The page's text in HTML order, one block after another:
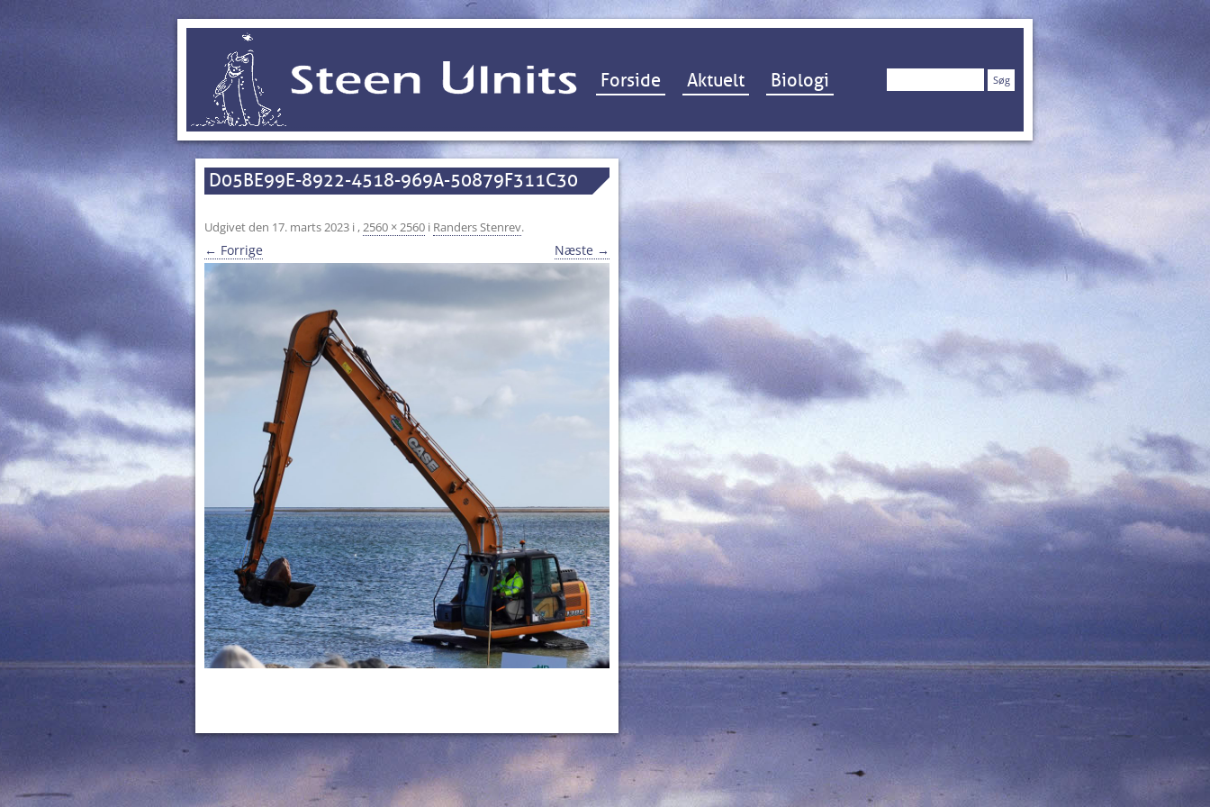
Hop til indhold
Forside Aktuelt Biologi Søg
D05BE99E-8922-4518-969A-50879F311C30
Udgivet den 17. marts 2023 i ,2560 × 2560 i Randers Stenrev.
← Forrige Næste →